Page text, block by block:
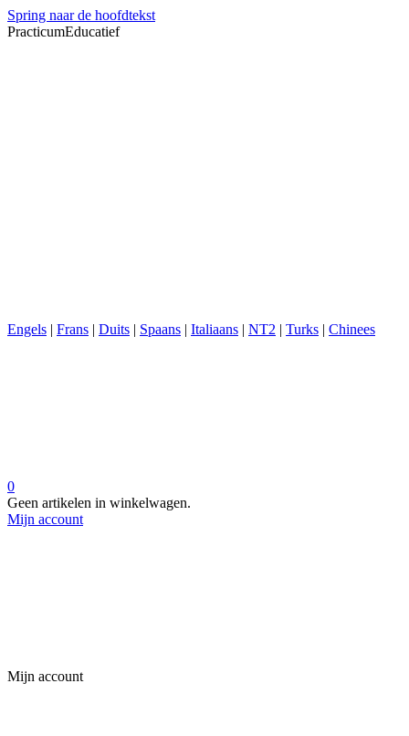
Spring naar de hoofdtekst
PracticumEducatief
Engels | Frans | Duits | Spaans | Italiaans | NT2 | Turks | Chinees
0
Geen artikelen in winkelwagen.
Mijn account
Mijn account